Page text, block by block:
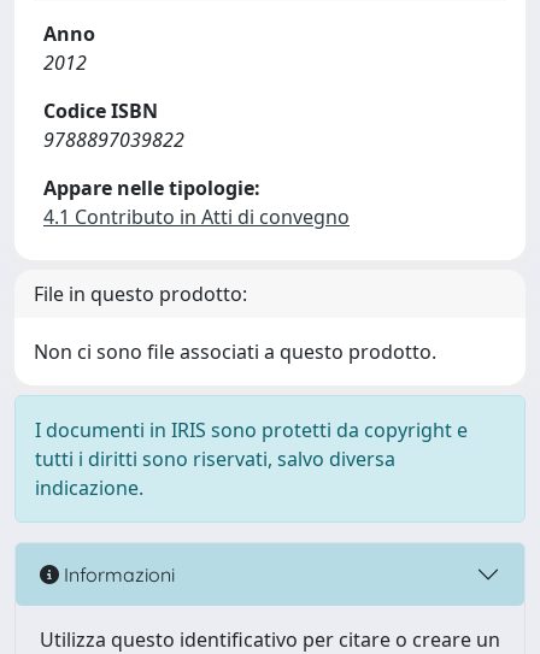
Anno
2012
Codice ISBN
9788897039822
Appare nelle tipologie:
4.1 Contributo in Atti di convegno
File in questo prodotto:
Non ci sono file associati a questo prodotto.
I documenti in IRIS sono protetti da copyright e
tutti i diritti sono riservati, salvo diversa
indicazione.
Informazioni
Utilizza questo identificativo per citare o creare un